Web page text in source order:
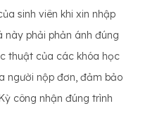
sinh viên khi xin nhập
phải phản ánh đúng
thuật của các khóa học
người nộp đơn, đảm bảo
công nhận đúng trình